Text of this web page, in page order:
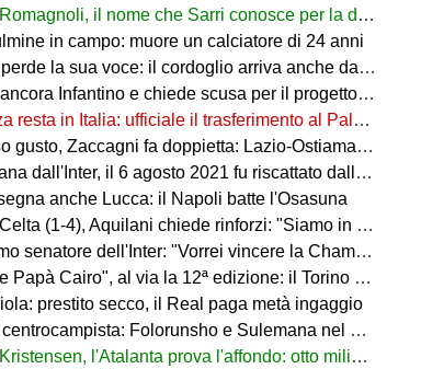
Romagnoli, il nome che Sarri conosce per la difesa nerazzurra
in campo: muore un calciatore di 24 anni
la sua voce: il cordoglio arriva anche dal pallone
Infantino e chiede scusa per il progetto FFE
resta in Italia: ufficiale il trasferimento al Palermo
Zaccagni fa doppietta: Lazio-Ostiamare 4-0
dall'Inter, il 6 agosto 2021 fu riscattato dalla Dea
anche Lucca: il Napoli batte l'Osasuna
(1-4), Aquilani chiede rinforzi: "Siamo in difficoltà"
senatore dell'Inter: "Vorrei vincere la Champions"
Cairo", al via la 12ª edizione: il Torino sogna il poker
prestito secco, il Real paga metà ingaggio
Folorunsho e Sulemana nel mirino
Kristensen, l'Atalanta prova l'affondo: otto milioni di distanza